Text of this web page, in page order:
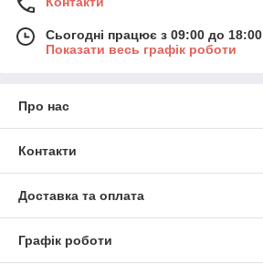
Сьогодні працює з 09:00 до 18:00
Показати весь графік роботи
Про нас
Контакти
Доставка та оплата
Графік роботи